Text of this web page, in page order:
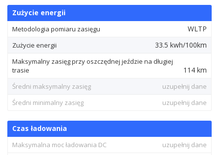
Zużycie energii
Metodologia pomiaru zasięgu WLTP
Zużycie energii 33.5 kwh/100km
Maksymalny zasięg przy oszczędnej jeździe na długiej
trasie
114 km
Średni maksymalny zasięg
uzupełnij dane
Średni minimalny zasięg
uzupełnij dane
Czas ładowania
Maksymalna moc ładowania DC uzupełnij dane